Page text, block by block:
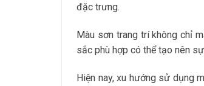
đặc trưng.
Màu sơn trang trí không chỉ
sắc phù hợp có thể tạo nên
Hiện nay, xu hướng sử dụng